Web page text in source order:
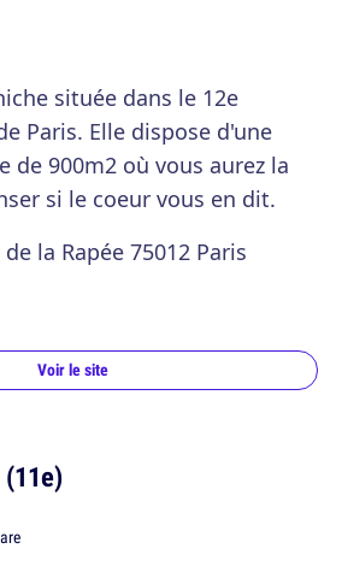
située dans le 12e
Paris. Elle dispose d'une
de 900m2 où vous aurez la
si le coeur vous en dit.
la Rapée 75012 Paris
Voir le site
(11e)